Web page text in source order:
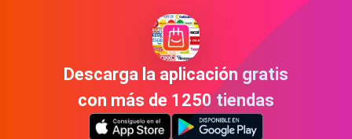
Descarga la aplicación gratis
con más de 1250 tiendas